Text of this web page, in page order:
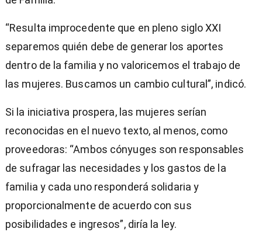
“Resulta improcedente que en pleno siglo XXI
separemos quién debe de generar los aportes
dentro de la familia y no valoricemos el trabajo de
las mujeres. Buscamos un cambio cultural”, indicó.
Si la iniciativa prospera, las mujeres serían
reconocidas en el nuevo texto, al menos, como
proveedoras: “Ambos cónyuges son responsables
de sufragar las necesidades y los gastos de la
familia y cada uno responderá solidaria y
proporcionalmente de acuerdo con sus
posibilidades e ingresos”, diría la ley.